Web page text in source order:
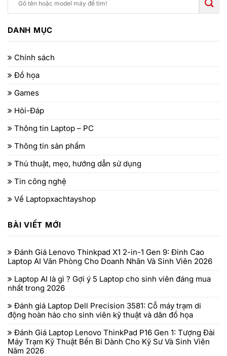
DANH MỤC
Chính sách
Đồ họa
Games
Hỏi-Đáp
Thông tin Laptop – PC
Thông tin sản phẩm
Thủ thuật, mẹo, hướng dẫn sử dụng
Tin công nghệ
Về Laptopxachtayshop
BÀI VIẾT MỚI
Đánh Giá Lenovo Thinkpad X1 2-in-1 Gen 9: Đỉnh Cao
Laptop AI Văn Phòng Cho Doanh Nhân Và Sinh Viên 2026
Laptop AI là gì ? Gợi ý 5 Laptop cho sinh viên đáng mua
nhất trong 2026
Đánh giá Laptop Dell Precision 3581: Cỗ máy trạm di
động hoàn hảo cho sinh viên kỹ thuật và dân đồ họa
Đánh Giá Laptop Lenovo ThinkPad P16 Gen 1: Tượng Đài
Máy Trạm Kỹ Thuật Bền Bỉ Dành Cho Kỹ Sư Và Sinh Viên
Năm 2026